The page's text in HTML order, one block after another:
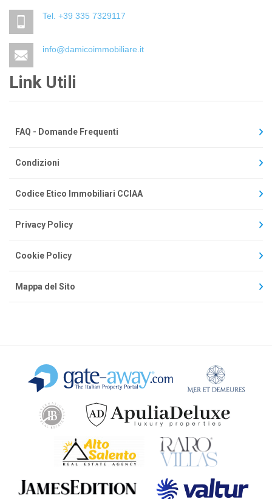
Tel. +39 335 7329117
info@damicoimmobiliare.it
Link Utili
FAQ - Domande Frequenti
Condizioni
Codice Etico Immobiliari CCIAA
Privacy Policy
Cookie Policy
Mappa del Sito